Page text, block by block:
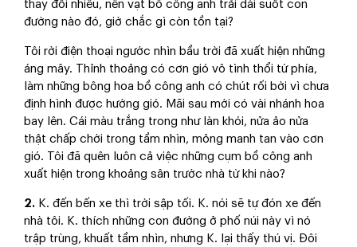
thay đổi nhiều, nên vạt bồ công anh trải dài suốt con
đường nào đó, giờ chắc gì còn tồn tại?
Tôi rời điện thoại ngước nhìn bầu trời đã xuất hiện những
áng mây. Thỉnh thoảng có cơn gió vô tình thổi tứ phía,
làm những bông hoa bồ công anh có chút rối bời vì chưa
định hình được hướng gió. Mãi sau mới có vài nhánh hoa
bay lên. Cái màu trắng trong như làn khói, nửa ảo nửa
thật chấp chới trong tầm nhìn, mỏng manh tan vào cơn
gió. Tôi đã quên luôn cả việc những cụm bồ công anh
xuất hiện trong khoảng sân trước nhà từ khi nào?
2. K. đến bến xe thì trời sập tối. K. nói sẽ tự đón xe đến
nhà tôi. K. thích những con đường ở phố núi này vì nó
trập trùng, khuất tầm nhìn, nhưng K. lại thấy thú vị. Đôi